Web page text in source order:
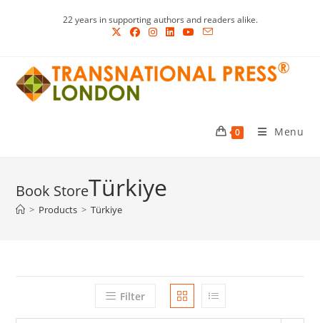
22 years in supporting authors and readers alike.
0 Menu
Türkiye
> Products > Türkiye
Filter